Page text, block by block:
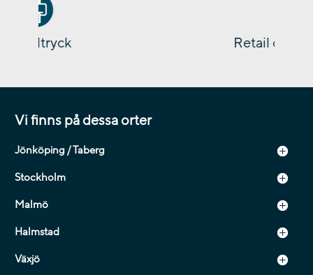
Retail och kampanj
Vi finns på dessa orter
Jönköping / Taberg
Stockholm
Malmö
Halmstad
Växjö